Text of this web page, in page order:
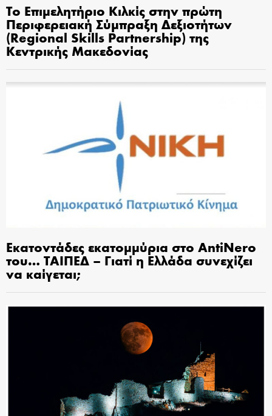
Το Επιμελητήριο Κιλκίς στην πρώτη
Περιφερειακή Σύμπραξη Δεξιοτήτων
(Regional Skills Partnership) της
Κεντρικής Μακεδονίας
Εκατοντάδες εκατομμύρια στο AntiNero
του… ΤΑΙΠΕΔ – Γιατί η Ελλάδα συνεχίζει
να καίγεται;